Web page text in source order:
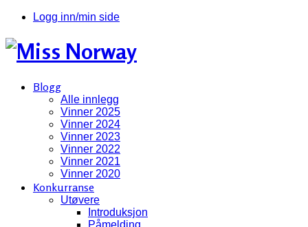
Logg inn/min side
Blogg
Alle innlegg
Vinner 2025
Vinner 2024
Vinner 2023
Vinner 2022
Vinner 2021
Vinner 2020
Konkurranse
Utøvere
Introduksjon
Påmelding